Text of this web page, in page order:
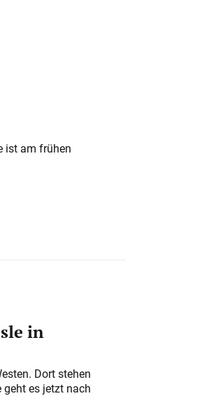
ist am frühen
in
Dort stehen
geht es jetzt nach